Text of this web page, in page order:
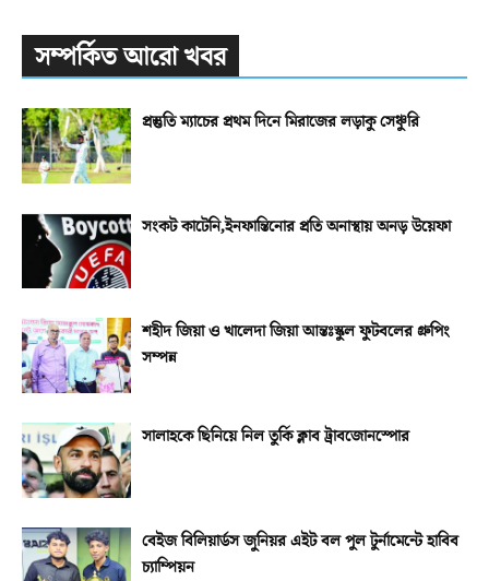
সম্পর্কিত আরো খবর
প্রস্তুতি ম্যাচের প্রথম দিনে মিরাজের লড়াকু সেঞ্চুরি
সংকট কাটেনি,ইনফান্তিনোর প্রতি অনাস্থায় অনড় উয়েফা
শহীদ জিয়া ও খালেদা জিয়া আন্তঃস্কুল ফুটবলের গ্রুপিং
সম্পন্ন
সালাহকে ছিনিয়ে নিল তুর্কি ক্লাব ট্রাবজোনস্পোর
বেইজ বিলিয়ার্ডস জুনিয়র এইট বল পুল টুর্নামেন্টে হাবিব
চ্যাম্পিয়ন